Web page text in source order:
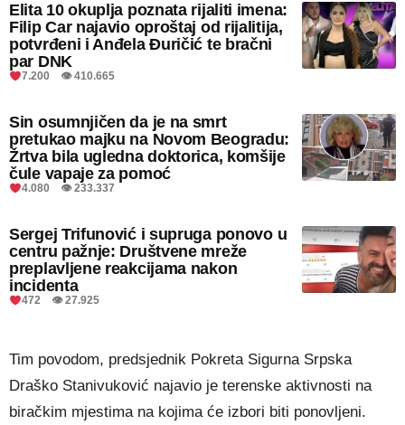
Elita 10 okuplja poznata rijaliti imena:
Filip Car najavio oproštaj od rijalitija,
potvrđeni i Anđela Đuričić te bračni
par DNK
7.200 👁 410.665
Sin osumnjičen da je na smrt
pretukao majku na Novom Beogradu:
Žrtva bila ugledna doktorica, komšije
čule vapaje za pomoć
4.080 👁 233.337
Sergej Trifunović i supruga ponovo u
centru pažnje: Društvene mreže
preplavljene reakcijama nakon
incidenta
472 👁 27.925
Tim povodom, predsjednik Pokreta Sigurna Srpska
Draško Stanivuković najavio je terenske aktivnosti na
biračkim mjestima na kojima će izbori biti ponovljeni.